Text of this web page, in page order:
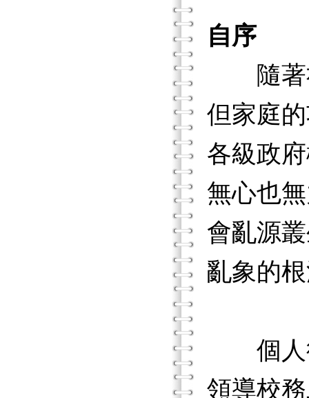
自序
隨著社
但家庭
各級政
無心也
會亂源
亂象的
個人從
領導校